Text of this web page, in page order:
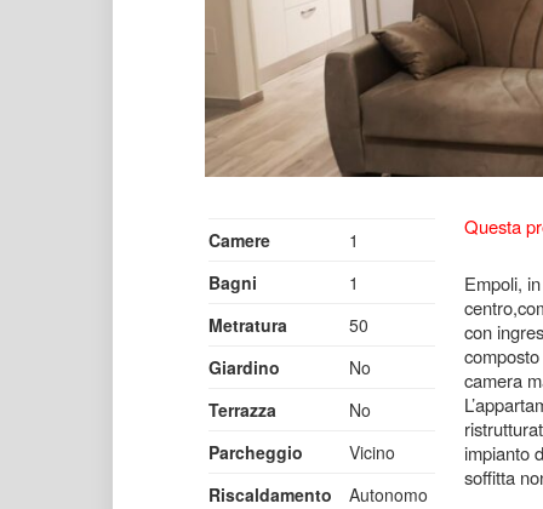
Camere
1
Bagni
1
Metratura
50
Giardino
No
Terrazza
No
Parcheggio
Vicino
Riscaldamento
Autonomo
Questa
Empoli,
con
camera
impianto
soffitta